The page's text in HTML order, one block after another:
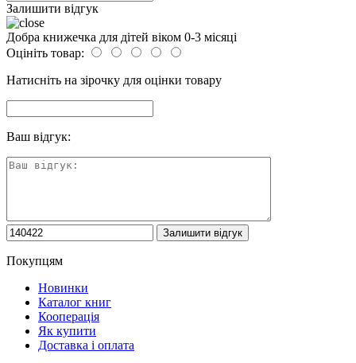
Залишити відгук
Добра книжечка для дітей віком 0-3 місяці
Оцініть товар:
Натисніть на зірочку для оцінки товару
Ваш відгук:
Покупцям
Новинки
Каталог книг
Кооперація
Як купити
Доставка і оплата